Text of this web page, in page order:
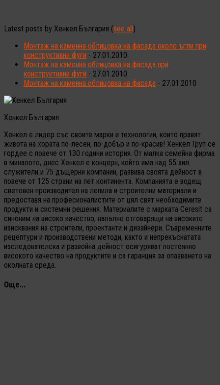
Latest posts by Хенкел България (see all)
Монтаж на каменна облицовка на фасада около ъгли при
конструктивни фуги - 27.01.2010
Монтаж на каменна облицовка на фасада при
конструктивни фуги - 27.01.2010
Монтаж на каменна облицовка на фасада - 27.01.2010
Хенкел България
Хенкел е лидер със своите марки и технологии, които правят
живота на хората по-лесен, по-добър и по-красив! Хенкел Груп се
гордее с повече от 130 години история. От малка семейна фирма
в миналото, днес Хенкел е концерн, който има над 55 хил.
служители и 75 дъщерни компании, развива своята дейност в
повече от 125 страни на пет континента. Компанията е водещ
световен производител на лепила и строителни материали и
предоставя на професионалистите от цял свят необходимите
продукти и системни решения. Материалите с марката Ceresit са
синоним на високо качество, напълно отговарящи на високите
изисквания на строители, проектанти и дизайнери. Съвременните
рецептури и производствени методи, както и непрекъснатата
изследователска и развойна дейност осигуряват постоянно
високото качество на продуктите и са гаранция за опазването на
околната среда.
Още...